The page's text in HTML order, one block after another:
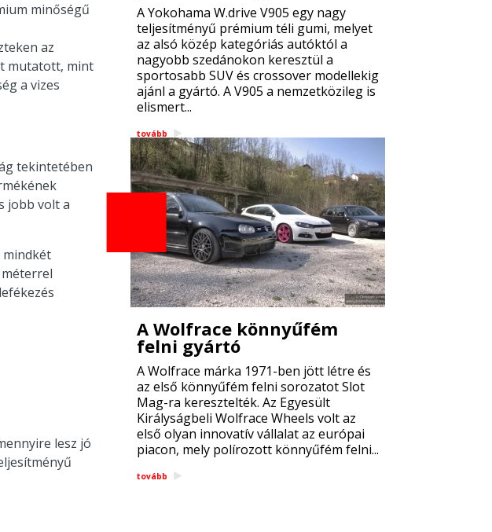
minőségű
az
mutatott, mint
a vizes
tekintetében
jobb volt a
mindkét
lesz jó
A Yokohama W.drive V905 egy nagy
teljesítményű prémium téli gumi, melyet
az alsó közép kategóriás autóktól a
nagyobb szedánokon keresztül a
sportosabb SUV és crossover modellekig
ajánl a gyártó. A V905 a nemzetközileg is
elismert...
tovább
A Wolfrace könnyűfém
felni gyártó
A Wolfrace márka 1971-ben jött létre és
az első könnyűfém felni sorozatot Slot
Mag-ra keresztelték. Az Egyesült
Királyságbeli Wolfrace Wheels volt az
első olyan innovatív vállalat az európai
piacon, mely polírozott könnyűfém felni...
tovább